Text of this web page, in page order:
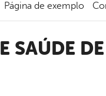
Página de exemplo